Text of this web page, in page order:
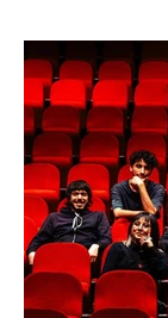
stock).
se da inicio a
preventa
clientes del
personas que